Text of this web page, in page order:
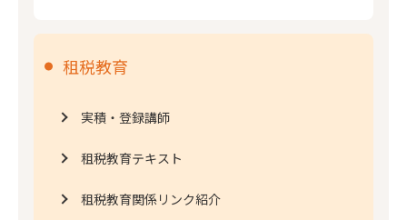
租税教育
実積・登録講師
租税教育テキスト
租税教育関係リンク紹介